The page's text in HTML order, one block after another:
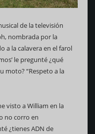
de la televisión
nombrada por la
a la calavera en el farol
le pregunté ¿qué
moto? “Respeto a la
visto a William en la
no corro en
¿tienes ADN de